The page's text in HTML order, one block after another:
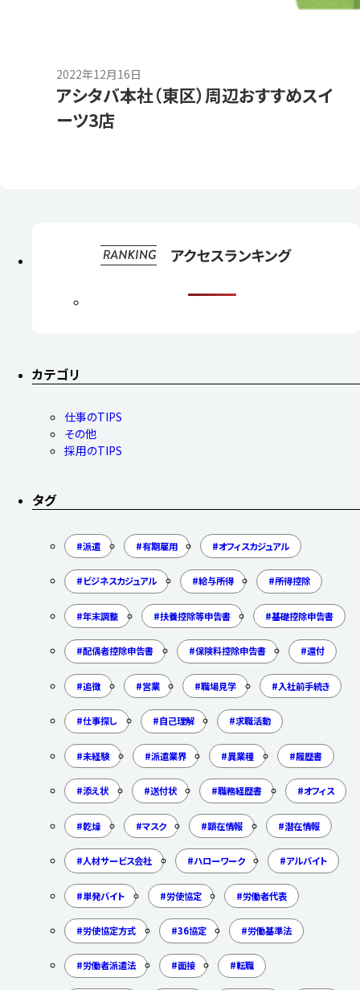
2022年12月16日
アシタバ本社（東区）周辺おすすめスイ
ーツ3店
カテゴリ
仕事のTIPS
その他
採用のTIPS
タグ
派遣 有期雇用 オフィスカジュアル
ビジネスカジュアル 給与所得 所得控除
年末調整 扶養控除等申告書 基礎控除申告書
配偶者控除申告書 保険料控除申告書 還付
追徴 営業 職場見学 入社前手続き
仕事探し 自己理解 求職活動
未経験 派遣業界 異業種 履歴書
添え状 送付状 職務経歴書 オフィス
乾燥 マスク 顕在情報 潜在情報
人材サービス会社 ハローワーク アルバイト
単発バイト 労使協定 労働者代表
労使協定方式 36協定 労働基準法
労働者派遣法 面接 転職